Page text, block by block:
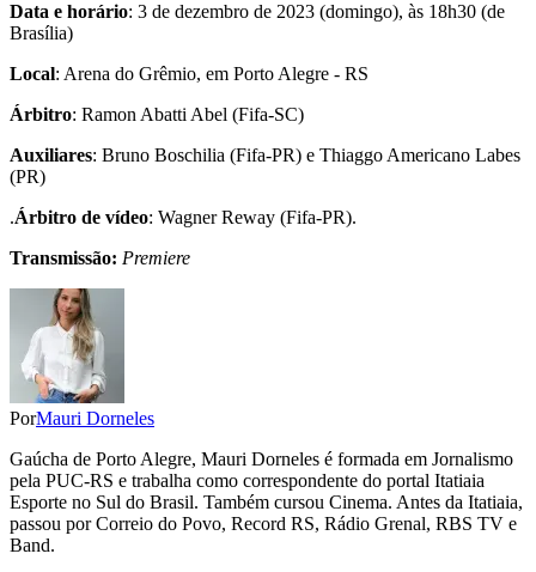
Data e horário: 3 de dezembro de 2023 (domingo), às 18h30 (de
Brasília)
Local: Arena do Grêmio, em Porto Alegre - RS
Árbitro: Ramon Abatti Abel (Fifa-SC)
Auxiliares: Bruno Boschilia (Fifa-PR) e Thiaggo Americano Labes
(PR)
.Árbitro de vídeo: Wagner Reway (Fifa-PR).
Transmissão: Premiere
PorMauri Dorneles
Gaúcha de Porto Alegre, Mauri Dorneles é formada em Jornalismo
pela PUC-RS e trabalha como correspondente do portal Itatiaia
Esporte no Sul do Brasil. Também cursou Cinema. Antes da Itatiaia,
passou por Correio do Povo, Record RS, Rádio Grenal, RBS TV e
Band.